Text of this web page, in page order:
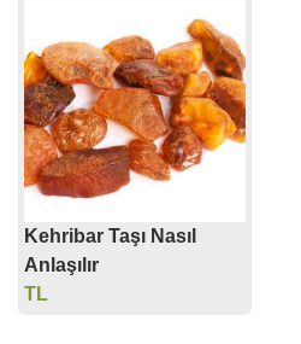
Kehribar Taşı Nasıl
Anlaşılır
TL